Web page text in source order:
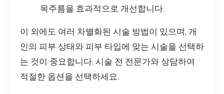
목주름을 효과적으로 개선합니다.
이 외에도 여러 차별화된 시술 방법이 있으며, 개
인의 피부 상태와 피부 타입에 맞는 시술을 선택하
는 것이 중요합니다. 시술 전 전문가와 상담하여
적절한 옵션을 선택하세요.